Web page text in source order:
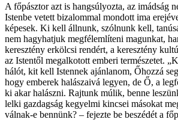
A főpásztor azt is hangsúlyozta, az imádság
Istenbe vetett bizalommal mondott ima
képesek. Ki kell állnunk, szólnunk kell,
nem hagyhatjuk megfélemlíteni magunkat,
keresztény erkölcsi rendért, a keresztény
az Istentől megalkotott emberi természetet.
hálót, kit kell Istennek ajánlanom, Őhozzá
hogy emberek halászaivá legyen, de Ő, a
ki akar halászni. Rajtunk múlik, benne
lelki gazdagság kegyelmi kincsei másokat
válnak-e bennünk? – fejezte be beszédét a